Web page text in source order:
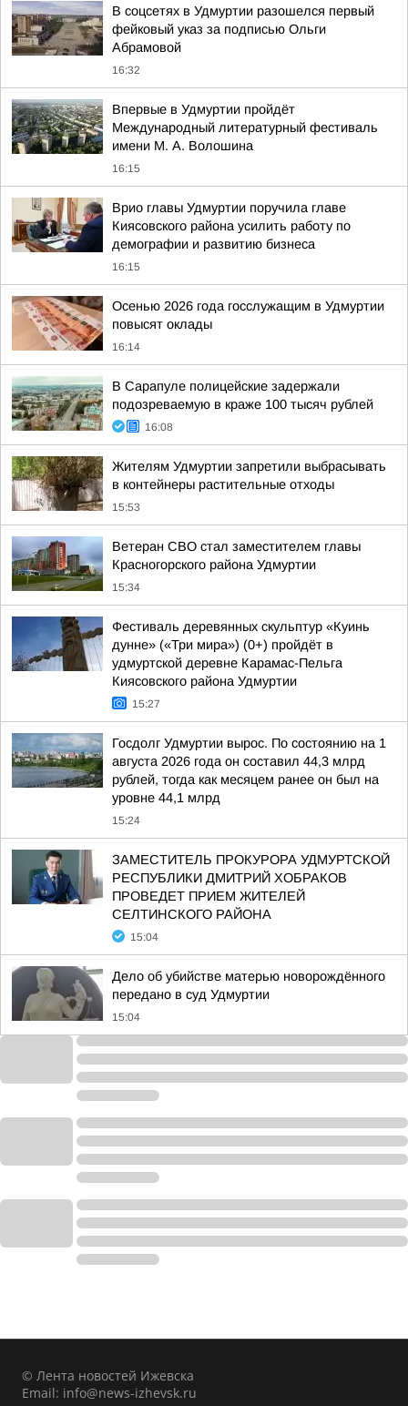
В соцсетях в Удмуртии разошелся первый
фейковый указ за подписью Ольги
Абрамовой
16:32
Впервые в Удмуртии пройдёт
Международный литературный фестиваль
имени М. А. Волошина
16:15
Врио главы Удмуртии поручила главе
Киясовского района усилить работу по
демографии и развитию бизнеса
16:15
Осенью 2026 года госслужащим в Удмуртии
повысят оклады
16:14
В Сарапуле полицейские задержали
подозреваемую в краже 100 тысяч рублей
16:08
Жителям Удмуртии запретили выбрасывать
в контейнеры растительные отходы
15:53
Ветеран СВО стал заместителем главы
Красногорского района Удмуртии
15:34
Фестиваль деревянных скульптур «Куинь
дунне» («Три мира») (0+) пройдёт в
удмуртской деревне Карамас-Пельга
Киясовского района Удмуртии
15:27
Госдолг Удмуртии вырос. По состоянию на 1
августа 2026 года он составил 44,3 млрд
рублей, тогда как месяцем ранее он был на
уровне 44,1 млрд
15:24
ЗАМЕСТИТЕЛЬ ПРОКУРОРА УДМУРТСКОЙ
РЕСПУБЛИКИ ДМИТРИЙ ХОБРАКОВ
ПРОВЕДЕТ ПРИЕМ ЖИТЕЛЕЙ
СЕЛТИНСКОГО РАЙОНА
15:04
Дело об убийстве матерью новорождённого
передано в суд Удмуртии
15:04
© Лента новостей Ижевска
Email: info@news-izhevsk.ru